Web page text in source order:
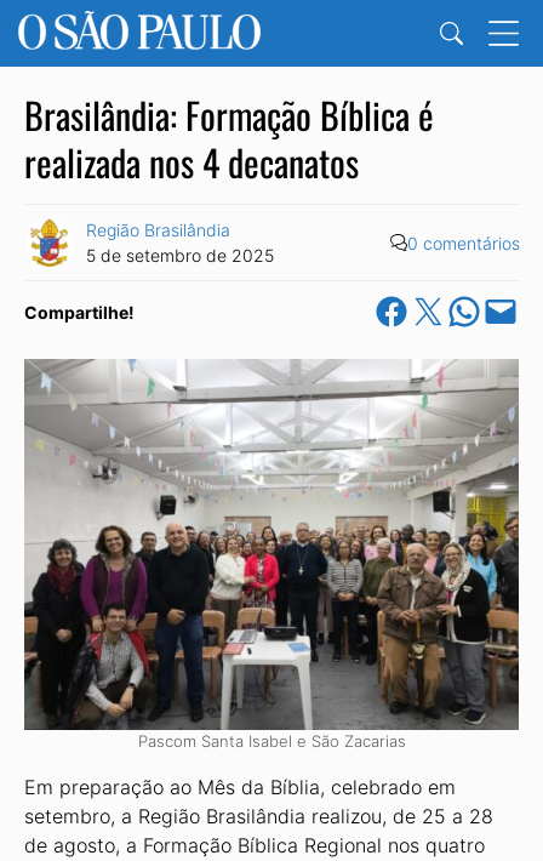
Brasilândia: Formação Bíblica é
realizada nos 4 decanatos
Região Brasilândia
5 de setembro de 2025
0 comentários
Compartilhe! Share on Facebook
Share on X Share on
Email this
Pascom Santa Isabel e São Zacarias
Em preparação ao Mês da Bíblia, celebrado em
setembro, a Região Brasi­lândia realizou, de 25 a 28
de agosto, a Formação Bíblica Regional nos quatro